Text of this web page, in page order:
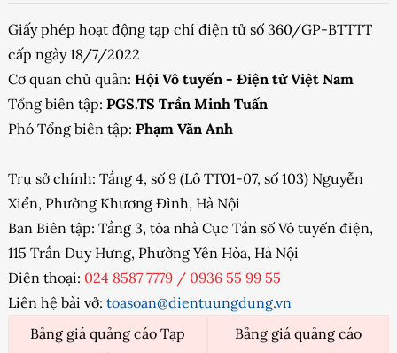
Giấy phép hoạt động tạp chí điện tử số 360/GP-BTTTT
cấp ngày 18/7/2022
Cơ quan chủ quản: Hội Vô tuyến - Điện tử Việt Nam
Tổng biên tập: PGS.TS Trần Minh Tuấn
Phó Tổng biên tập: Phạm Văn Anh
Trụ sở chính: Tầng 4, số 9 (Lô TT01-07, số 103) Nguyễn
Xiển, Phường Khương Đình, Hà Nội
Ban Biên tập: Tầng 3, tòa nhà Cục Tần số Vô tuyến điện,
115 Trần Duy Hưng, Phường Yên Hòa, Hà Nội
Điện thoại: 024 8587 7779 / 0936 55 99 55
Liên hệ bài vở: toasoan@dientuungdung.vn
Bảng giá quảng cáo Tạp
Bảng giá quảng cáo